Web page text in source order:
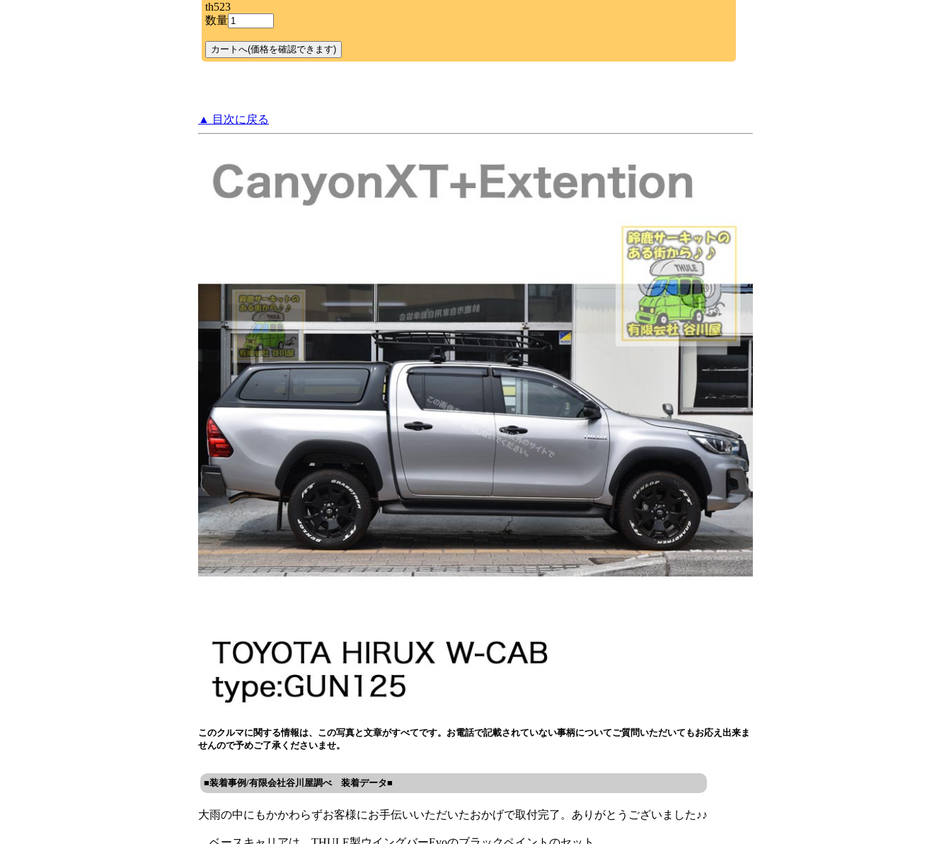
th523
数量
▲ 目次に戻る
このクルマに関する情報は、この写真と文章がすべてです。お電話で記載されていない事柄についてご質問いただいてもお応え出来ま
せんので予めご了承くださいませ。
■装着事例/有限会社谷川屋調べ 装着データ■
大雨の中にもかかわらずお客様にお手伝いいただいたおかげで取付完了。ありがとうございました♪♪